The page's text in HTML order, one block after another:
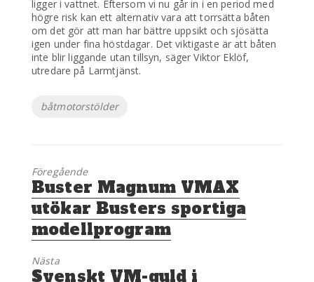
ligger i vattnet. Eftersom vi nu går in i en period med
högre risk kan ett alternativ vara att torrsätta båten
om det gör att man har bättre uppsikt och sjösätta
igen under fina höstdagar. Det viktigaste är att båten
inte blir liggande utan tillsyn, säger Viktor Eklöf,
utredare på Larmtjänst.
Etiketter
båtmotorstölder
Föregående
Föregående
inlägg:
Buster Magnum VMAX
utökar Busters sportiga
modellprogram
Nästa
Nästa
Svenskt VM-guld i